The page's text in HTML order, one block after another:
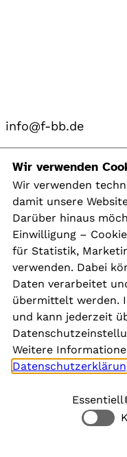
info@f-bb.de
Navigation
Kontakt
Presse
Aktuelles
Karriere
Newsletter
Social
Rechtliches
Wir verwenden
Wir verwenden
damit unsere
Darüber hinaus
Einwilligung –
für Statistik,
verwenden. Dabei
Daten verarbeitet
übermittelt werden.
und kann jederzeit
Weitere
Essentiell